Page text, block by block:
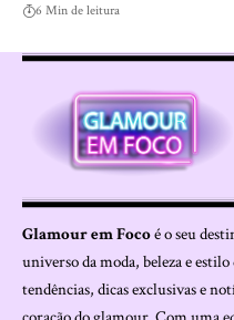
6 Min de leitura
Glamour em Focoé o seu
universo da moda, beleza e
tendências, dicas exclusivas e